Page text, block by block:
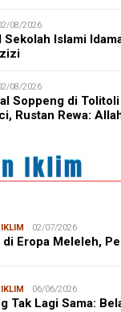
08/2026
Sekolah Islami
08/2026
Soppeng di
Rustan Rewa:
02/07/2026
di Eropa Meleleh,
06/06/2026
Tak Lagi Sama: